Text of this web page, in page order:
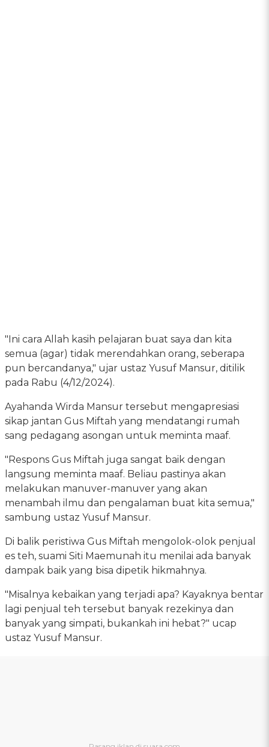
"Ini cara Allah kasih pelajaran buat saya dan kita
semua (agar) tidak merendahkan orang, seberapa
pun bercandanya," ujar ustaz Yusuf Mansur, ditilik
pada Rabu (4/12/2024).
Ayahanda Wirda Mansur tersebut mengapresiasi
sikap jantan Gus Miftah yang mendatangi rumah
sang pedagang asongan untuk meminta maaf.
"Respons Gus Miftah juga sangat baik dengan
langsung meminta maaf. Beliau pastinya akan
melakukan manuver-manuver yang akan
menambah ilmu dan pengalaman buat kita semua,"
sambung ustaz Yusuf Mansur.
Di balik peristiwa Gus Miftah mengolok-olok penjual
es teh, suami Siti Maemunah itu menilai ada banyak
dampak baik yang bisa dipetik hikmahnya.
"Misalnya kebaikan yang terjadi apa? Kayaknya bentar
lagi penjual teh tersebut banyak rezekinya dan
banyak yang simpati, bukankah ini hebat?" ucap
ustaz Yusuf Mansur.